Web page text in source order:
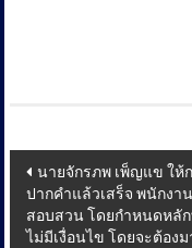
Post
navigation
นายจักรภพ เพ็ญแข ให้
ปากคำแล้วเสร็จ พนักง
สอบสวน โดยกำหนดหลัก
ไม่มีเงื่อนไข โดยจะต้อง